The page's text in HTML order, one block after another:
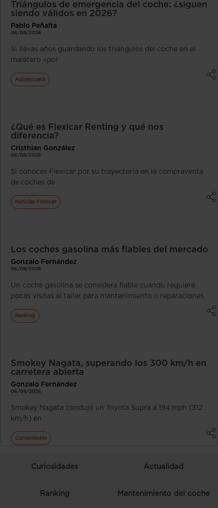
Triángulos de emergencia del coche: ¿siguen
siendo válidos en 2026?
Pablo Peñalta
06/08/2026
Si llevas años guardando los triángulos del coche en el
maletero «por
Autoescuela
¿Qué es Flexicar Renting y qué nos
diferencia?
Cristhian González
06/08/2026
Si conoces Flexicar por su trayectoria en la compraventa
de coches de
Noticias Flexicar
Los coches gasolina más fiables del mercado
Gonzalo Fernández
06/08/2026
Un coche gasolina se considera fiable cuando requiere
pocas visitas al taller para mantenimiento o reparaciones
Ranking
Smokey Nagata, superando los 300 km/h en
carretera abierta
Gonzalo Fernández
06/08/2026
Smokey Nagata condujo un Toyota Supra a 194 mph (312
km/h) en
Curiosidades
Curiosidades Actualidad
Ranking Mantenimiento del coche